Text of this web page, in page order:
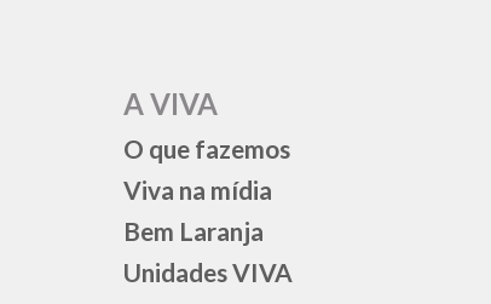
A VIVA
O que fazemos
Viva na mídia
Bem Laranja
Unidades VIVA